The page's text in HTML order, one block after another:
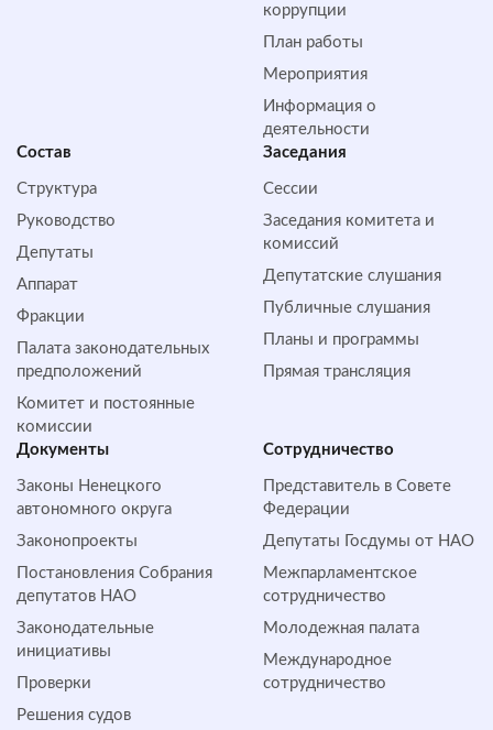
коррупции
План работы
Мероприятия
Информация о
деятельности
Состав
Структура
Руководство
Депутаты
Аппарат
Фракции
Палата законодательных
предположений
Комитет и постоянные
комиссии
Заседания
Сессии
Заседания комитета и
комиссий
Депутатские слушания
Публичные слушания
Планы и программы
Прямая трансляция
Документы
Законы Ненецкого
автономного округа
Законопроекты
Постановления Собрания
депутатов НАО
Законодательные
инициативы
Проверки
Решения судов
Сотрудничество
Представитель в Совете
Федерации
Депутаты Госдумы от НАО
Межпарламентское
сотрудничество
Молодежная палата
Международное
сотрудничество